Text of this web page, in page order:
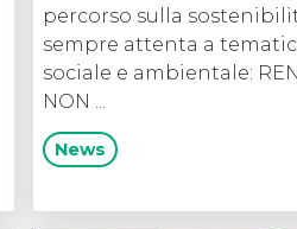
percorso sulla
sempre attenta a
sociale e ambientale:
NON ...
News